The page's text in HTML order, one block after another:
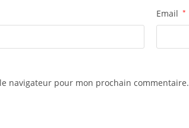
Email *
navigateur pour mon prochain commentaire.